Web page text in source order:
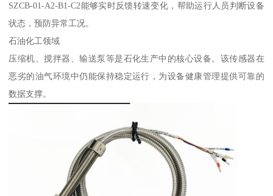
SZCB-01-A2-B1-C2能够实时反馈转速变化，帮助运行人员判断设备
状态，预防异常工况。
石油化工领域
压缩机、搅拌器、输送泵等是石化生产中的核心设备。该传感器在
恶劣的油气环境中仍能保持稳定运行，为设备健康管理提供可靠的
数据支撑。